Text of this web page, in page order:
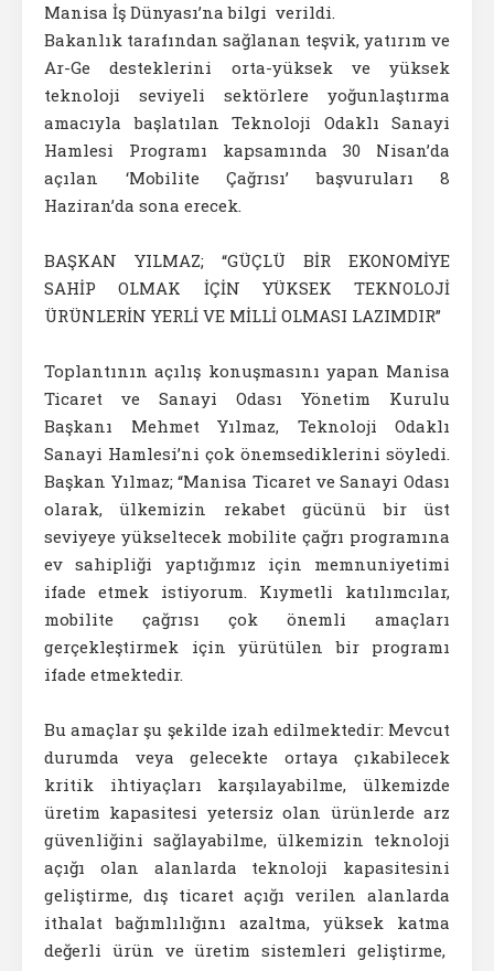
Manisa İş Dünyası’na bilgi verildi.
Bakanlık tarafından sağlanan teşvik, yatırım ve
Ar-Ge desteklerini orta-yüksek ve yüksek
teknoloji seviyeli sektörlere yoğunlaştırma
amacıyla başlatılan Teknoloji Odaklı Sanayi
Hamlesi Programı kapsamında 30 Nisan’da
açılan ‘Mobilite Çağrısı’ başvuruları 8
Haziran’da sona erecek.
BAŞKAN YILMAZ; “GÜÇLÜ BİR EKONOMİYE
SAHİP OLMAK İÇİN YÜKSEK TEKNOLOJİ
ÜRÜNLERİN YERLİ VE MİLLİ OLMASI LAZIMDIR”
Toplantının açılış konuşmasını yapan Manisa
Ticaret ve Sanayi Odası Yönetim Kurulu
Başkanı Mehmet Yılmaz, Teknoloji Odaklı
Sanayi Hamlesi’ni çok önemsediklerini söyledi.
Başkan Yılmaz; “Manisa Ticaret ve Sanayi Odası
olarak, ülkemizin rekabet gücünü bir üst
seviyeye yükseltecek mobilite çağrı programına
ev sahipliği yaptığımız için memnuniyetimi
ifade etmek istiyorum. Kıymetli katılımcılar,
mobilite çağrısı çok önemli amaçları
gerçekleştirmek için yürütülen bir programı
ifade etmektedir.
Bu amaçlar şu şekilde izah edilmektedir: Mevcut
durumda veya gelecekte ortaya çıkabilecek
kritik ihtiyaçları karşılayabilme, ülkemizde
üretim kapasitesi yetersiz olan ürünlerde arz
güvenliğini sağlayabilme, ülkemizin teknoloji
açığı olan alanlarda teknoloji kapasitesini
geliştirme, dış ticaret açığı verilen alanlarda
ithalat bağımlılığını azaltma, yüksek katma
değerli ürün ve üretim sistemleri geliştirme,